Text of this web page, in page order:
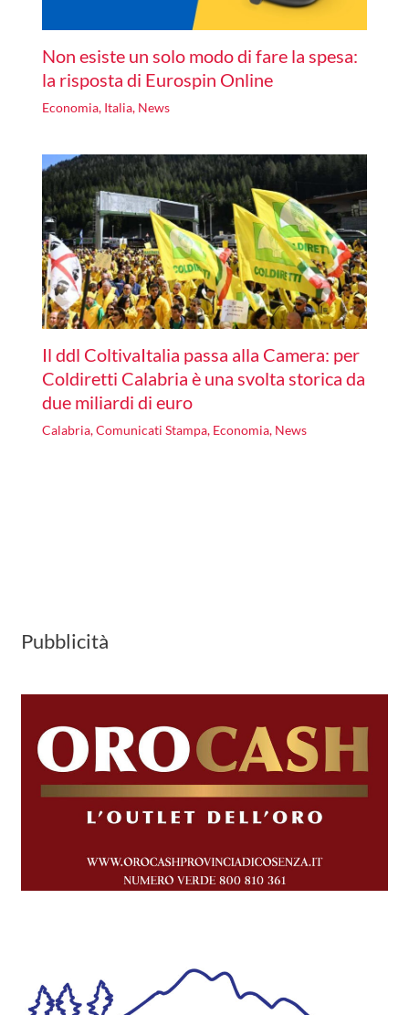
Non esiste un solo modo di fare la spesa:
la risposta di Eurospin Online
Economia, Italia, News
Il ddl ColtivaItalia passa alla Camera: per
Coldiretti Calabria è una svolta storica da
due miliardi di euro
Calabria,Comunicati Stampa, Economia, News
Pubblicità